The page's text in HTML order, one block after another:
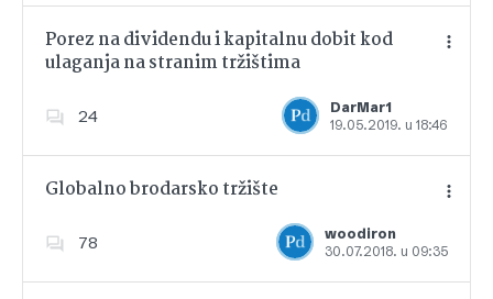
Porez na dividendu i kapitalnu dobit kod
ulaganja na stranim tržištima
24
DarMar1
19.05.2019. u 18:46
Dodajte u favorite
Globalno brodarsko tržište
78
woodiron
30.07.2018. u 09:35
Dodajte u favorite